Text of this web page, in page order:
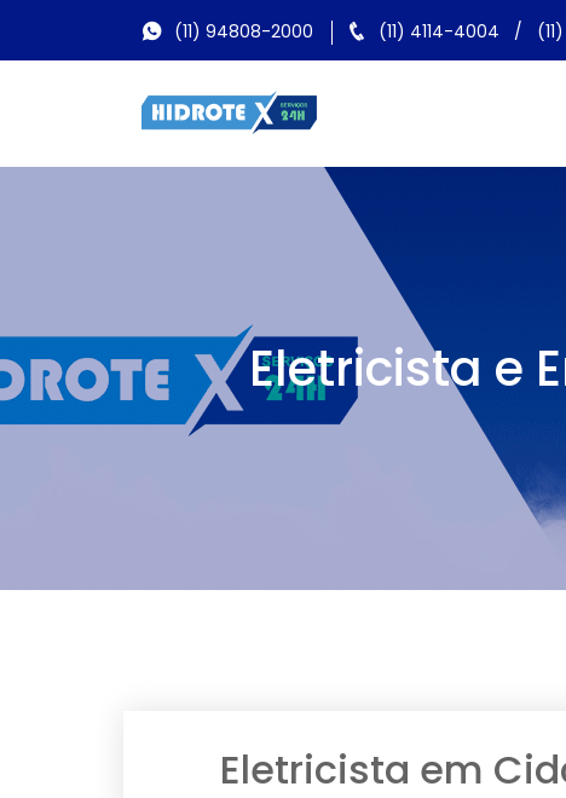
(11) 94808-2000 (11) 4114-4004 /
Eletricista e
Eletricista em